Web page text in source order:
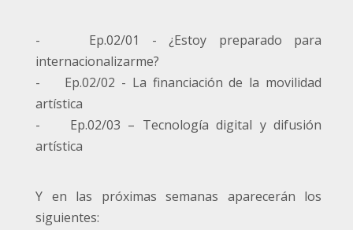
- Ep.02/01 - ¿Estoy preparado para
internacionalizarme?
- Ep.02/02 - La financiación de la movilidad
artística
- Ep.02/03 – Tecnología digital y difusión
artística
Y en las próximas semanas aparecerán los
siguientes: